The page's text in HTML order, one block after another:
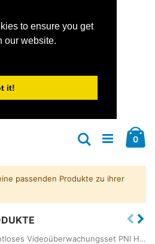
to ensure you get
our website.
it!
0
Suche
passenden Produkte zu ihrer
Drahtloses Videoüberwachungsset PNI House WiFi800 NVR und 8 PNI IP744 4MP-Kameras